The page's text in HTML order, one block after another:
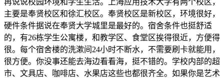
主要是奉贤校区和徐汇校区。奉贤校区是新校区，环境很好，
硬件条件据说在奉贤大学城里是最好的。宿舍条件也挺舒适
的，有26栋学生公寓楼，和教学区、食堂区挨得很近，方便得
很。每个宿舍楼的洗漱间24小时不断水，不需要刷卡就能用，
很方便。你没事还能去海边看看海，挺不错的。学校内部的超
市、文具店、咖啡店、水果店这些也都很齐全。如果你是艺术